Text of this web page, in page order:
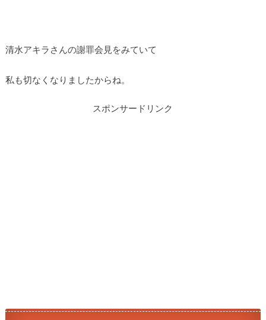
清水アキラさんの謝罪会見をみていて
私も切なくなりましたからね。
スポンサードリンク